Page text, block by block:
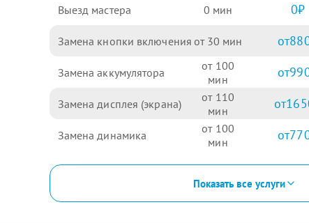
Выезд мастера 0 0
Замена кнопки включения 30
Замена аккумулятора 100
Замена дисплея (экрана) 110
Замена динамика 100
Показать все услуги